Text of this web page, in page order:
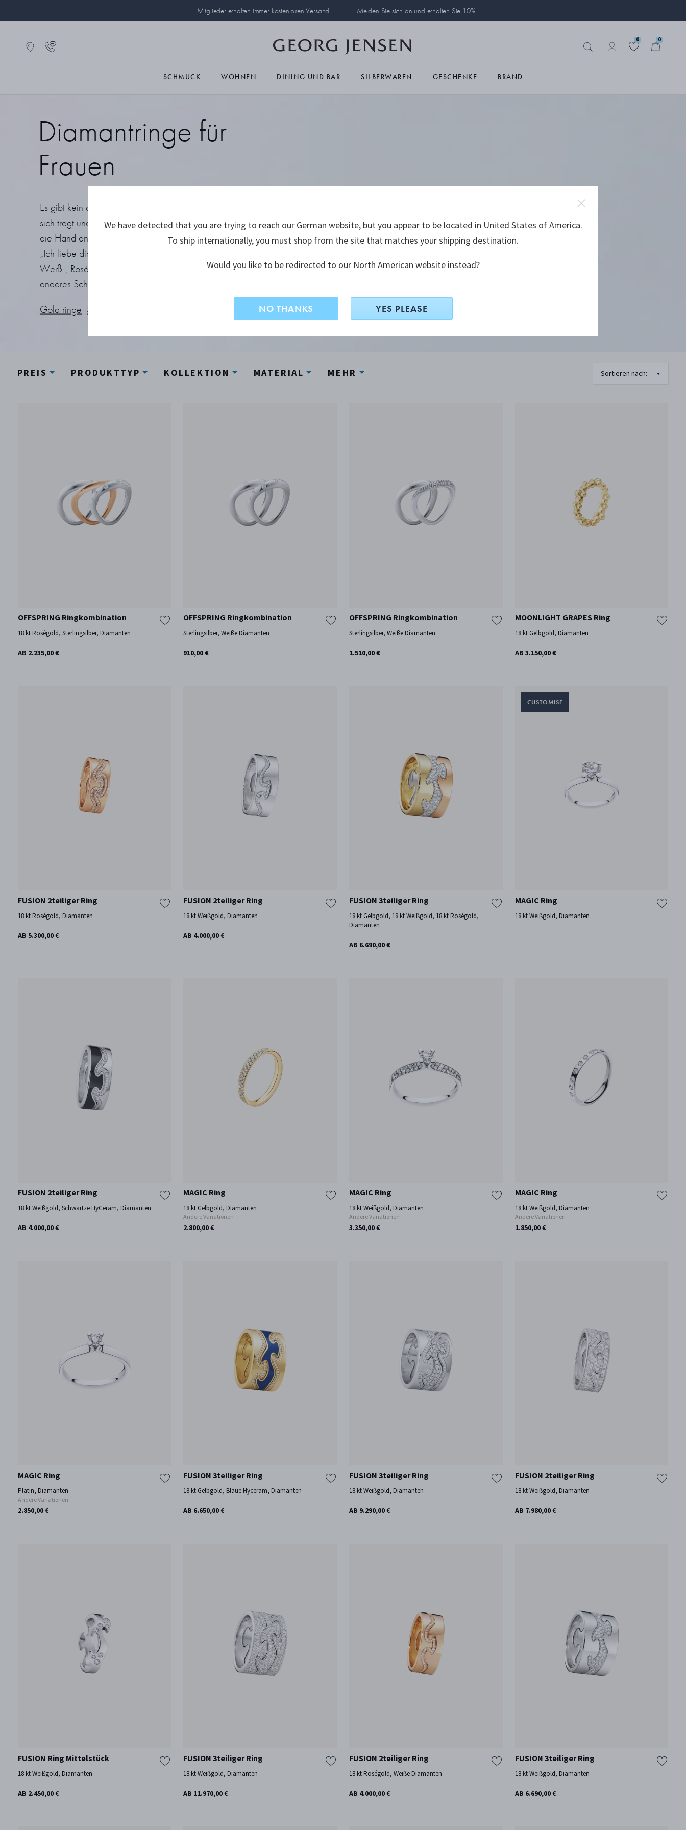
Mitglieder erhalten immer kostenlosen Versand Melden Sie sich an und erhalten Sie 10%
0 0
SCHMUCK WOHNEN DINING UND BAR SILBERWAREN GESCHENKE BRAND
Diamantringe für
Frauen
Es gibt kein anderes Schmuckstück, das so viel an Bedeutung in
sich trägt und Emotionen hervorruft wie ein Diamantring. Ob um
die Hand angehalten, ewige Treue versprochen oder einfach
„Ich liebe dich“ gesagt wird, ein Ring mit in Sterlingsilber oder
Weiß-, Rosé- oder Gelbgold Diamanten sagt diees wie kein
anderes Schmuckstück.
Gold ringe Silber ringe
PREIS PRODUKTTYP KOLLEKTION MATERIAL MEHR
OFFSPRING Ringkombination
18 kt Roségold, Sterlingsilber, Diamanten
AB 2.235,00 €
OFFSPRING Ringkombination
Sterlingsilber, Weiße Diamanten
910,00 €
OFFSPRING Ringkombination
Sterlingsilber, Weiße Diamanten
1.510,00 €
MOONLIGHT GRAPES Ring
18 kt Gelbgold, Diamanten
AB 3.150,00 €
FUSION 2teiliger Ring
18 kt Roségold, Diamanten
AB 5.300,00 €
FUSION 2teiliger Ring
18 kt Weißgold, Diamanten
AB 4.000,00 €
FUSION 3teiliger Ring
18 kt Gelbgold, 18 kt Weißgold, 18 kt Roségold,
Diamanten
AB 6.690,00 €
MAGIC Ring
18 kt Weißgold, Diamanten
FUSION 2teiliger Ring
18 kt Weißgold, Schwartze HyCeram, Diamanten
AB 4.000,00 €
MAGIC Ring
18 kt Gelbgold, Diamanten
Andere Variationen
2.800,00 €
MAGIC Ring
18 kt Weißgold, Diamanten
Andere Variationen
3.350,00 €
MAGIC Ring
18 kt Weißgold, Diamanten
Andere Variationen
1.850,00 €
MAGIC Ring
Platin, Diamanten
Andere Variationen
2.850,00 €
FUSION 3teiliger Ring
18 kt Gelbgold, Blaue Hyceram, Diamanten
AB 6.650,00 €
FUSION 3teiliger Ring
18 kt Weißgold, Diamanten
AB 9.290,00 €
FUSION 2teiliger Ring
18 kt Weißgold, Diamanten
AB 7.980,00 €
FUSION Ring Mittelstück
18 kt Weißgold, Diamanten
AB 2.450,00 €
FUSION 3teiliger Ring
18 kt Weißgold, Diamanten
AB 11.970,00 €
FUSION 2teiliger Ring
18 kt Roségold, Weiße Diamanten
AB 4.000,00 €
FUSION 3teiliger Ring
18 kt Weißgold, Diamanten
AB 6.690,00 €
We have detected that you are trying to reach our German website, but you appear to be located in United States of America.
To ship internationally, you must shop from the site that matches your shipping destination.
Would you like to be redirected to our North American website instead?
NO THANKS YES PLEASE